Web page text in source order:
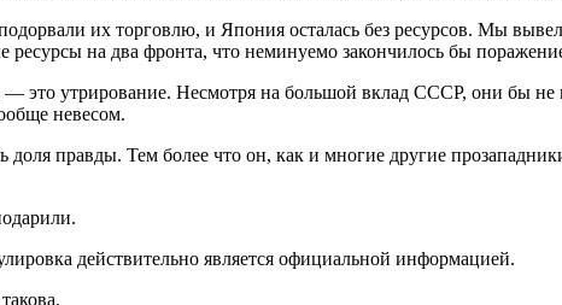
их торговлю, и Япония осталась без ресурсов. Мы
ресурсы на два фронта, что неминуемо закончилось бы
это утрирование. Несмотря на большой вклад СССР, они бы
невесом.
доля правды. Тем более что он, как и многие другие
действительно является официальной информацией.